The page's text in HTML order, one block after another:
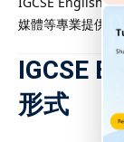
媒體等專業提供堅
IGCSE
形式